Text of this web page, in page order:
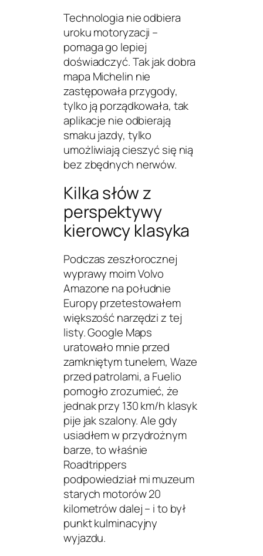
Technologia nie odbiera
uroku motoryzacji –
pomaga go lepiej
doświadczyć. Tak jak dobra
mapa Michelin nie
zastępowała przygody,
tylko ją porządkowała, tak
aplikacje nie odbierają
smaku jazdy, tylko
umożliwiają cieszyć się nią
bez zbędnych nerwów.
Kilka słów z
perspektywy
kierowcy klasyka
Podczas zeszłorocznej
wyprawy moimVolvo
Amazone na południe
Europy przetestowałem
większość narzędzi z tej
listy. Google Maps
uratowało mnie przed
zamkniętym tunelem, Waze
przed patrolami, a Fuelio
pomogło zrozumieć, że
jednak przy 130 km/h klasyk
pije jak szalony. Ale gdy
usiadłem w przydrożnym
barze, to właśnie
Roadtrippers
podpowiedział mi muzeum
starych motorów 20
kilometrów dalej – i to był
punkt kulminacyjny
wyjazdu.